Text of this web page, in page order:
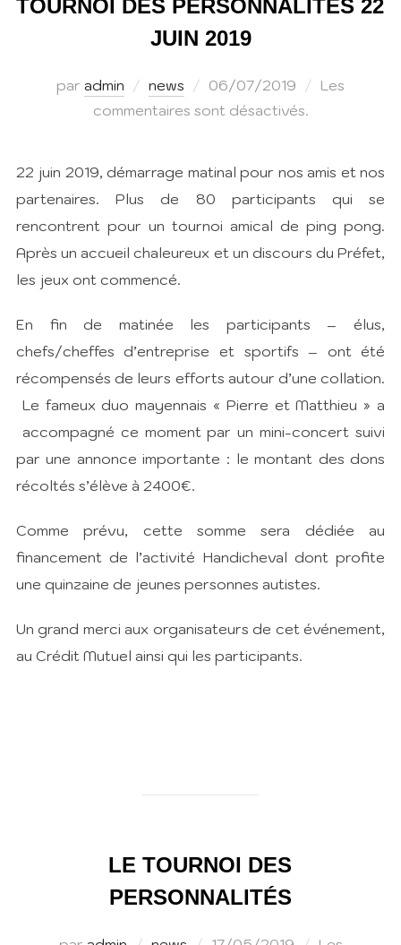
TOURNOI DES PERSONNALITÉS 22
JUIN 2019
par admin news
Publié
le
06/07/2019
Les
commentaires sont désactivés.
22 juin 2019, démarrage matinal pour nos amis et nos
partenaires. Plus de 80 participants qui se
rencontrent pour un tournoi amical de ping pong.
Après un accueil chaleureux et un discours du Préfet,
les jeux ont commencé.
En fin de matinée les participants – élus,
chefs/cheffes d’entreprise et sportifs – ont été
récompensés de leurs efforts autour d’une collation.
Le fameux duo mayennais « Pierre et Matthieu » a
accompagné ce moment par un mini-concert suivi
par une annonce importante : le montant des dons
récoltés s’élève à 2400€.
Comme prévu, cette somme sera dédiée au
financement de l’activité Handicheval dont profite
une quinzaine de jeunes personnes autistes.
Un grand merci aux organisateurs de cet événement,
au Crédit Mutuel ainsi qui les participants.
LE TOURNOI DES
PERSONNALITÉS